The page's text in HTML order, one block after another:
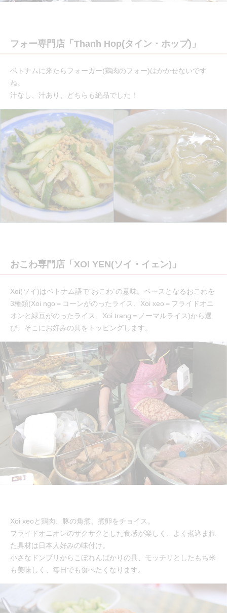
フォー専門店「Thanh Hop(タイン・ホップ)」
ベトナムに来たらフォーガー(鶏肉のフォー)はかかせないです
ね。
汁なし、汁あり、どちらも絶品でした！
おこわ専門店「XOI YEN(ソイ・イェン)」
Xoi(ソイ)はベトナム語で“おこわ”の意味。ベースとなるおこわを
3種類(Xoi ngo＝コーンがのったライス、Xoi xeo＝フライドオニ
オンと緑豆がのったライス、Xoi trang＝ノーマルライス)から選
び、そこにお好みの具をトッピングします。
Xoi xeoと鶏肉、豚の角煮、煮卵をチョイス。
フライドオニオンのサクサクとした食感が楽しく、よく煮込まれ
た具材は日本人好みの味付け。
小さなドンブリからこぼれんばかりの具、モッチリとしたもち米
も美味しく、毎日でも食べたくなります。